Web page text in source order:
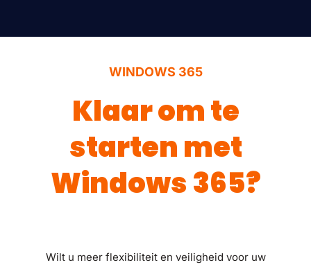
WINDOWS 365
Klaar om te
starten met
Windows 365?
Wilt u meer flexibiliteit en veiligheid voor uw